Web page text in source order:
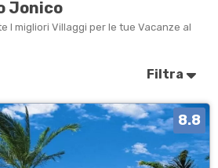
Jonico
I migliori Villaggi per le tue Vacanze al
Filtra
8.8